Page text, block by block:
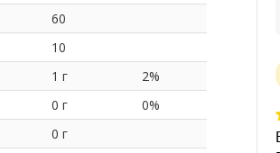
60
10
1 г
2%
0 г
0%
0 г